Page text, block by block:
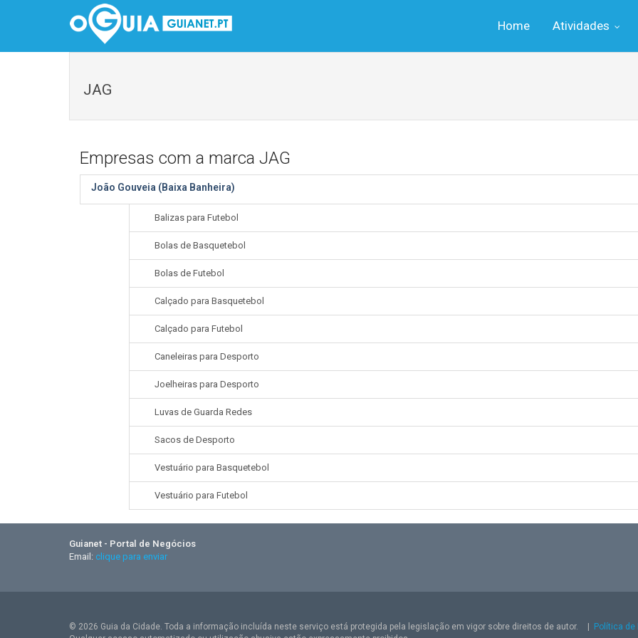
Home Atividades
JAG
Empresas com a marca JAG
João Gouveia (Baixa Banheira)
Balizas para Futebol
Bolas de Basquetebol
Bolas de Futebol
Calçado para Basquetebol
Calçado para Futebol
Caneleiras para Desporto
Joelheiras para Desporto
Luvas de Guarda Redes
Sacos de Desporto
Vestuário para Basquetebol
Vestuário para Futebol
Guianet - Portal de Negócios
Email: clique para enviar
© 2026 Guia da Cidade. Toda a informação incluída neste serviço está protegida pela legislação em vigor sobre direitos de autor.
Política de